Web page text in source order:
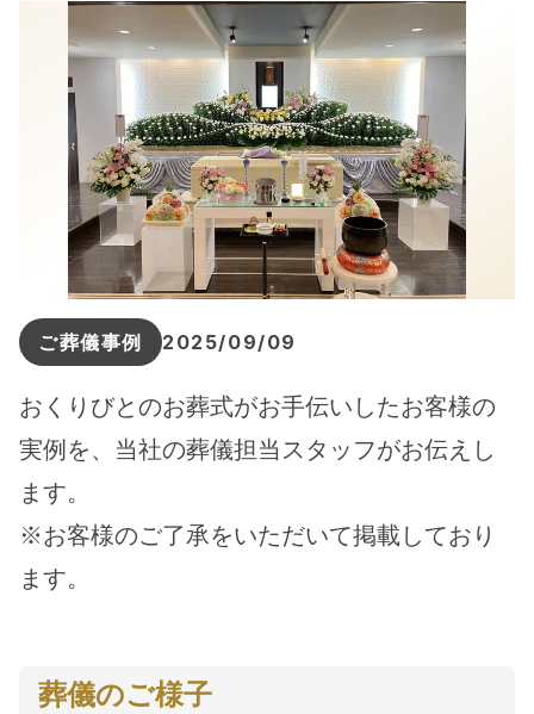
スタッフ一覧 採用情報
店舗用地募集
北海道エリア
札幌市 函館市
ご葬儀事例 2025/09/09
おくりびとのお葬式がお手伝いしたお客様の
実例を、当社の葬儀担当スタッフがお伝えし
ます。
※お客様のご了承をいただいて掲載しており
ます。
葬儀のご様子